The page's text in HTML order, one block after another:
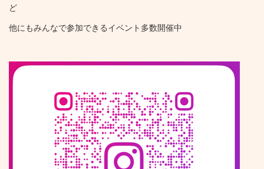
ど
他にもみんなで参加できるイベント多数開催中